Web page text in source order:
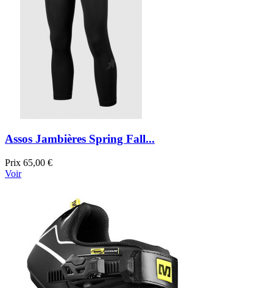
Assos Jambières Spring Fall...
Prix 65,00 €
Voir